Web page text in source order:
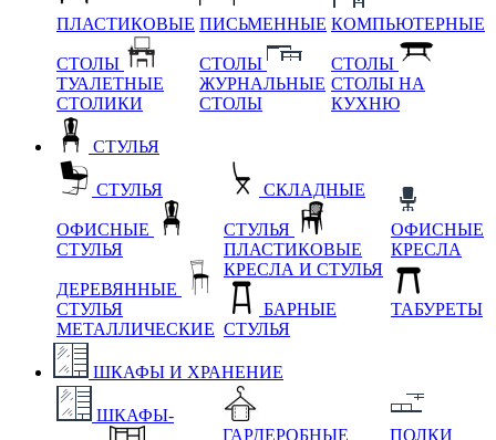
ПЛАСТИКОВЫЕ
СТОЛЫ
ТУАЛЕТНЫЕ
СТОЛИКИ
ПИСЬМЕННЫЕ
СТОЛЫ
ЖУРНАЛЬНЫЕ
СТОЛЫ
КОМПЬЮТЕРНЫЕ
СТОЛЫ
СТОЛЫ НА
КУХНЮ
СТУЛЬЯ
СТУЛЬЯ
ОФИСНЫЕ
СТУЛЬЯ
ДЕРЕВЯННЫЕ
СТУЛЬЯ
МЕТАЛЛИЧЕСКИЕ
СКЛАДНЫЕ
СТУЛЬЯ
ПЛАСТИКОВЫЕ
КРЕСЛА И СТУЛЬЯ
БАРНЫЕ
СТУЛЬЯ
ОФИСНЫЕ
КРЕСЛА
ТАБУРЕТЫ
ШКАФЫ И ХРАНЕНИЕ
ШКАФЫ-
ГАРДЕРОБНЫЕ
ПОЛКИ